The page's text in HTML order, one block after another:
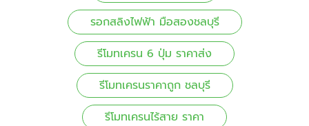
รอกสลิงไฟฟ้า มือสองชลบุรี
รีโมทเครน 6 ปุ่ม ราคาส่ง
รีโมทเครนราคาถูก ชลบุรี
รีโมทเครนไร้สาย ราคา